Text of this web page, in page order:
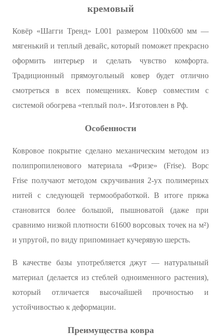
кремовый
Ковёр «Шагги Тренд» L001 размером 1100x600 мм —
мягенький и теплый девайс, который поможет прекрасно
оформить интерьер и сделать чувство комфорта.
Традиционный прямоугольный ковер будет отлично
смотреться в всех помещениях. Ковер совместим с
системой обогрева «теплый пол». Изготовлен в Рф.
Особенности
Ковровое покрытие сделано механическим методом из
полипропиленового материала «Фризе» (Frise). Ворс
Frise получают методом скручивания 2-ух полимерных
нитей с следующей термообработкой. В итоге пряжа
становится более большой, пышноватой (даже при
сравнимо низкой плотности 61600 ворсовых точек на м²)
и упругой, по виду припоминает кучерявую шерсть.
В качестве базы употребляется джут — натуральный
материал (делается из стеблей одноименного растения),
который отличается высочайшей прочностью и
устойчивостью к деформации.
Преимущества ковра